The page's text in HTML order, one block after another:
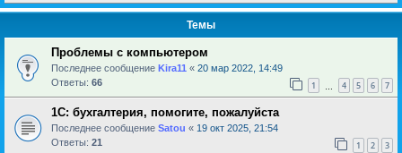
Темы
Проблемы с компьютером
Последнее сообщение Kira11 « 20 мар 2022, 14:49
Ответы: 66 1 4 5 6 7
1С: бухгалтерия, помогите, пожалуйста
Последнее сообщение Satou « 19 окт 2025, 21:54
Ответы: 21 1 2 3